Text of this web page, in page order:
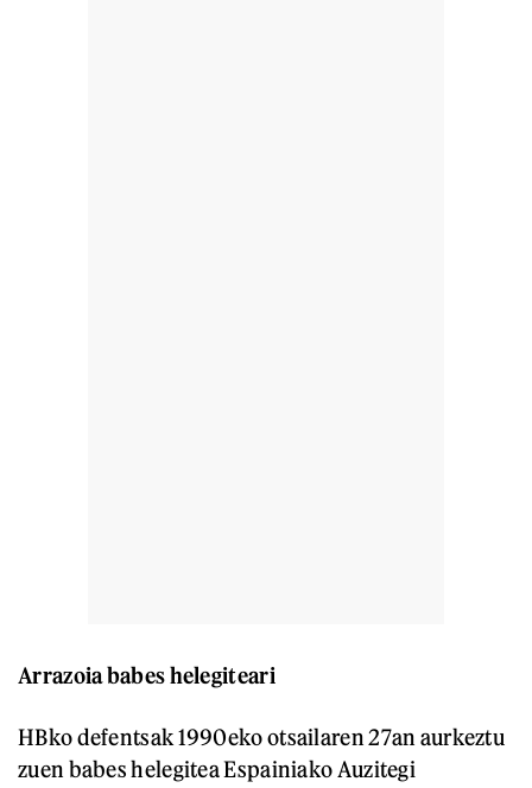
Arrazoia babes helegiteari
HBko defentsak 1990eko otsailaren 27an aurkeztu
zuen babes helegitea Espainiako Auzitegi